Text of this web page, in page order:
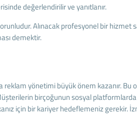
değerlendirilir ve yanıtlanır.
Alınacak profesyonel bir hizmet
demektir.
yönetimi büyük önem kazanır. Bu
birçoğunun sosyal
için bir kariyer hedeflemeniz gerekir.